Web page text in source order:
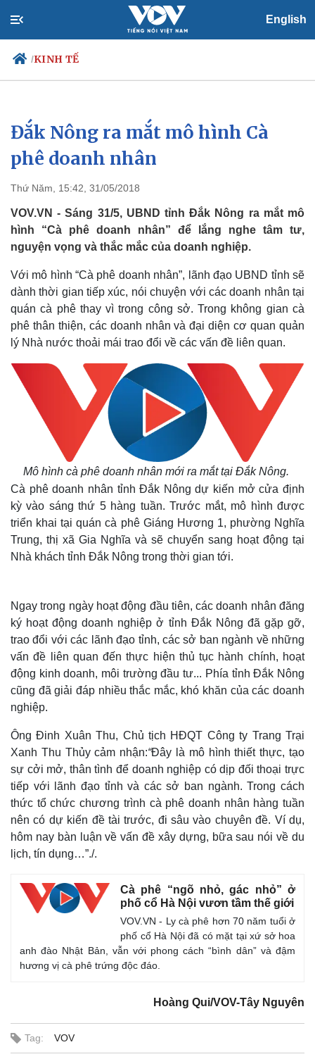
English
/KINH TẾ
Chính trị
Đảng
Tổ chức nhân sự
Nhận diện sự thật
Xã hội
Việc làm
Biển đảo
Đắk Nông ra mắt mô hình Cà
phê doanh nhân
Thứ Năm, 15:42, 31/05/2018
VOV.VN - Sáng 31/5, UBND tỉnh Đắk Nông ra mắt mô
hình “Cà phê doanh nhân” để lắng nghe tâm tư,
nguyện vọng và thắc mắc của doanh nghiệp.
Với mô hình “Cà phê doanh nhân”, lãnh đạo UBND tỉnh sẽ
dành thời gian tiếp xúc, nói chuyện với các doanh nhân tại
quán cà phê thay vì trong công sở. Trong không gian cà
phê thân thiện, các doanh nhân và đại diện cơ quan quản
lý Nhà nước thoải mái trao đổi về các vấn đề liên quan.
Mô hình cà phê doanh nhân mới ra mắt tại Đắk Nông.
Cà phê doanh nhân tỉnh Đắk Nông dự kiến mở cửa định
kỳ vào sáng thứ 5 hàng tuần. Trước mắt, mô hình được
triển khai tại quán cà phê Giáng Hương 1, phường Nghĩa
Trung, thị xã Gia Nghĩa và sẽ chuyển sang hoạt động tại
Nhà khách tỉnh Đắk Nông trong thời gian tới.
Ngay trong ngày hoạt động đầu tiên, các doanh nhân đăng
ký hoạt động doanh nghiệp ở tỉnh Đắk Nông đã gặp gỡ,
trao đổi với các lãnh đạo tỉnh, các sở ban ngành về những
vấn đề liên quan đến thực hiện thủ tục hành chính, hoạt
động kinh doanh, môi trường đầu tư... Phía tỉnh Đắk Nông
cũng đã giải đáp nhiều thắc mắc, khó khăn của các doanh
nghiệp.
Ông Đinh Xuân Thu, Chủ tịch HĐQT Công ty Trang Trại
Xanh Thu Thủy cảm nhận:“Đây là mô hình thiết thực, tạo
sự cởi mở, thân tình để doanh nghiệp có dịp đối thoại trực
tiếp với lãnh đạo tỉnh và các sở ban ngành. Trong cách
thức tổ chức chương trình cà phê doanh nhân hàng tuần
nên có dự kiến đề tài trước, đi sâu vào chuyên đề. Ví dụ,
hôm nay bàn luận về vấn đề xây dựng, bữa sau nói về du
lịch, tín dụng…”./.
Cà phê “ngõ nhỏ, gác nhỏ” ở
phố cổ Hà Nội vươn tầm thế giới
VOV.VN - Ly cà phê hơn 70 năm tuổi ở
phố cổ Hà Nội đã có mặt tại xứ sở hoa
anh đào Nhật Bản, vẫn với phong cách “bình dân” và đậm
hương vị cà phê trứng độc đáo.
Hoàng Qui/VOV-Tây Nguyên
Tag: VOV